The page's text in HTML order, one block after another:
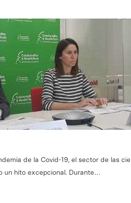
de la Covid-19, el sector de las
un hito excepcional. Durante…